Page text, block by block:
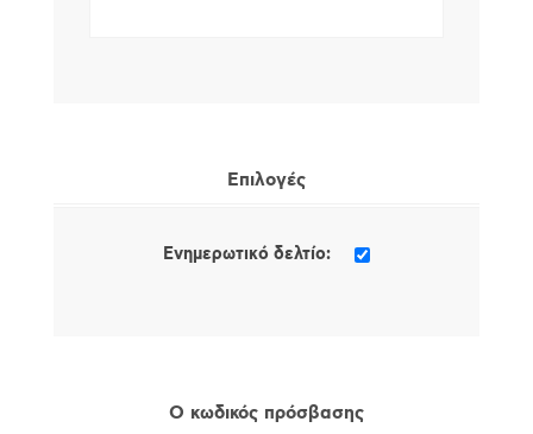
Επιλογές
Ενημερωτικό δελτίο:
Ο κωδικός πρόσβασης